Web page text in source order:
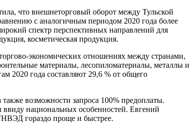
что внешнеторговый оборот между Тульской
с аналогичным периодом 2020 года более
спектр перспективных направлений для
косметическая продукция.
экономических отношениях между странами,
материалы, лесопиломатериалы, металлы и
2020 года составляют 29,6 % от общего
возможности запроса 100% предоплаты.
национальных особенностей. Евгений
гораздо проще и быстрее.